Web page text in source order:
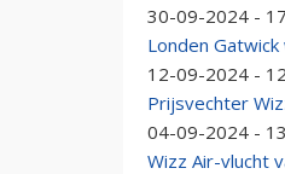
30-09-2024 -
Londen
12-09-2024 -
Prijsvechter
04-09-2024 -
Wizz Air-vlucht